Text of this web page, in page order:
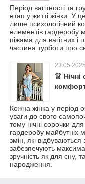
Період вагітності та
етап у житті жінки. У
лише психологічний
елементів гардеробу
піжама для вагітних
частина турботи про
23.05.2025
👗
Кожна жінка у період
уваги до свого
тому нічні сорочки
гардеробу майбутніх
змін, які відбуваються
забезпечують
зручність як для сну,
народження.